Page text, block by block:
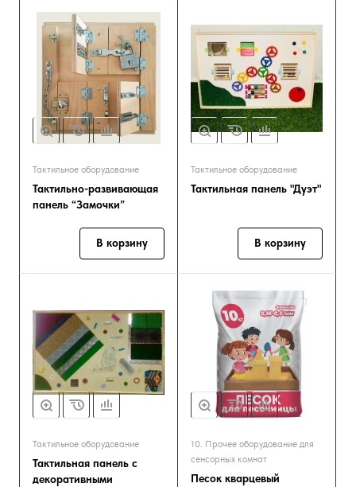
Тактильное оборудование
Тактильно-развивающая
панель “Замочки”
В корзину
Тактильное оборудование
Тактильная панель "Дуэт"
В корзину
Тактильное оборудование
Тактильная панель с
декоративными
10. Прочее оборудование для
сенсорных комнат
Песок кварцевый